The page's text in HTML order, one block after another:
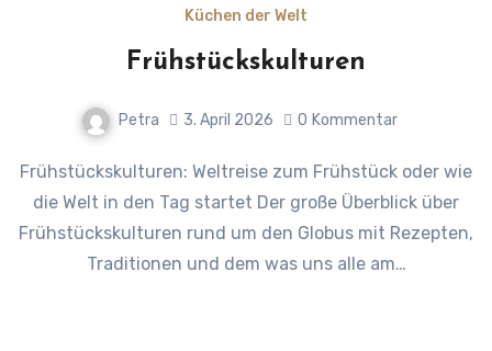
Küchen der Welt
Frühstückskulturen
Petra 3. April 2026 0 Kommentar
Frühstückskulturen: Weltreise zum Frühstück oder wie
die Welt in den Tag startet Der große Überblick über
Frühstückskulturen rund um den Globus mit Rezepten,
Traditionen und dem was uns alle am…